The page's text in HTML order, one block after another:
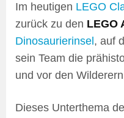
Im heutigen LEGO
zurück zu den LEGO
Dinosaurierinsel , auf
sein Team die
und vor den
Dieses Unterthema